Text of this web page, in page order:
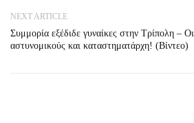
NEXT ARTICLE
Συμμορία εξέδιδε γυναίκες στην Τρίπολη –
αστυνομικούς και καταστηματάρχη! (Βίντεο)